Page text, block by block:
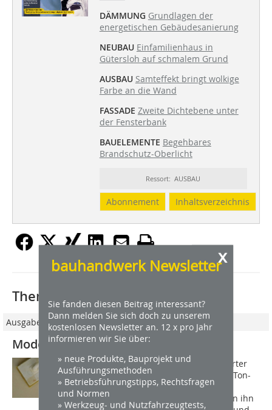
DÄMMUNG Grundlagen der
energetischen Gebäudesanierung
NEUBAU Einfamilienhaus in
Gütersloh auf schmalem Grund
AUSBAU Samteffekt bringt wolkige
Farbe an die Wand
FASSADE Zweite Dichtebene unter
der Fensterbank
BAUELEMENTE Begehbares
Brandschutz-Oberlicht
Ressort: AUSBAU
Abonnement Inhaltsverzeichnis
x
bauhandwerk Newsletter
Sie fanden diesen Beitrag interessant?
Dann melden Sie sich doch zu unserem
kostenlosen Newsletter an. 12 x pro Jahr
informieren wir Sie über:
» neue Produkte, Bauprojekt und
Ausführungsmethoden
» Betriebsführungstipps, Rechtsfragen
und Normen
» Werkzeug- und Nutzfahrzeugtests,
Thematisch passende Artikel:
Ausgabe 06/2010
Modern gestalten mit Lehmputzen
Während Ton ein natürlicher verwitterter
Feldspat ist, besteht Lehm aus einem Ton-
Sand-Gemisch. Der Baustoff wurde
jahrhundertelang verwendet, weil man ihn